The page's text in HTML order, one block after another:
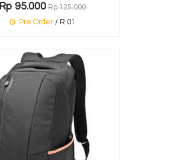
Rp 95.000 Rp 125.000
Pre Order/ R 01